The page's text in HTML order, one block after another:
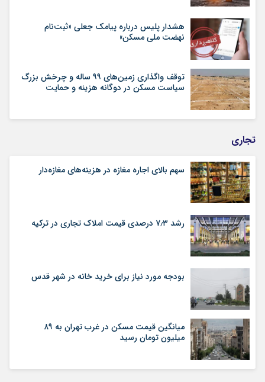
هشدار پلیس درباره پیامک جعلی «ثبت‌نام
نهضت ملی مسکن»
توقف واگذاری زمین‌های ۹۹ ساله و چرخش بزرگ
سیاست مسکن در دوگانه هزینه و حمایت
تجاری
سهم بالای اجاره‌‌ مغازه در هزینه‌‌های مغازه‌‌دار
رشد ۷٫۳ درصدی قیمت‌ املاک تجاری در ترکیه
بودجه مورد نیاز برای خرید خانه در شهر قدس
میانگین قیمت مسکن در غرب تهران به ۸۹
میلیون تومان رسید